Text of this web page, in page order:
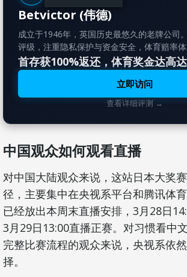
Betvictor (伟德)
成立于1946年，英国历史最悠久的老牌公司
评级，注重隐私保护与资金安全，体育赔率体
首存获100%返还，体育奖金达高达
立即访问
查看详细评测 →
中国观众如何观看直播
对中国大陆观众来说，这站日本大奖
径，主要集中在央视系平台和腾讯体
已经放出本周末直播安排，3月28日
3月29日13:00直播正赛。对习惯看中
完整比赛流程的观众来说，央视系依
择。